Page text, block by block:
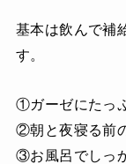
基本は飲んで補
す。
①ガーゼにたっ
②朝と夜寝る前
③お風呂でしっ